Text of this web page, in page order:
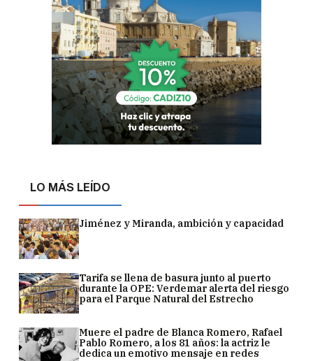
LO MÁS LEÍDO
Jiménez y Miranda, ambición y capacidad
Tarifa se llena de basura junto al puerto
durante la OPE: Verdemar alerta del riesgo
para el Parque Natural del Estrecho
Muere el padre de Blanca Romero, Rafael
Pablo Romero, a los 81 años: la actriz le
dedica un emotivo mensaje en redes